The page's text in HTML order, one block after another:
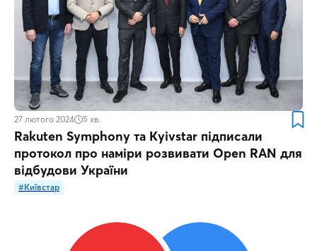
27 лютого 2024 5 хв.
Rakuten Symphony та Kyivstar підписали
протокол про наміри розвивати Open RAN для
відбудови України
#Київстар